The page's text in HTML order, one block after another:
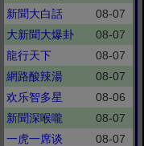
新聞大白話
08-07
大新聞大爆卦
08-07
龍行天下
08-07
網路酸辣湯
08-07
欢乐智多星
08-06
新聞深喉嚨
08-07
一虎一席谈
08-07